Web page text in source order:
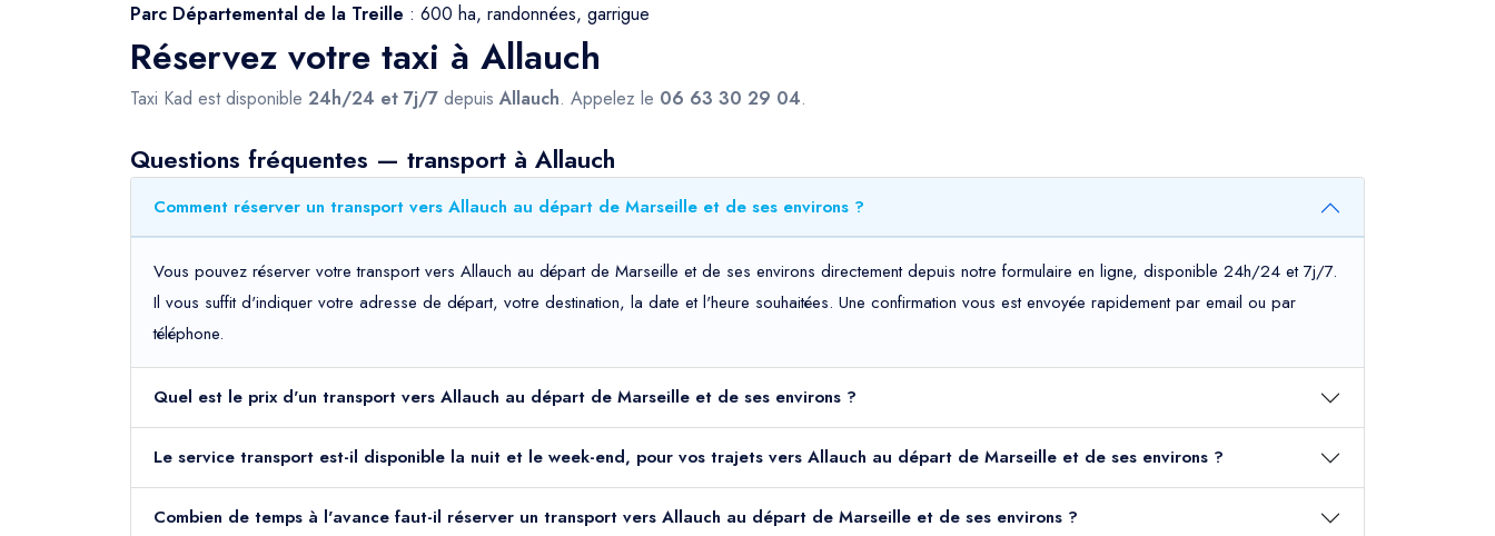
Parc Départemental de la Treille : 600 ha, randonnées, garrigue
Réservez votre taxi à Allauch
Taxi Kad est disponible 24h/24 et 7j/7 depuis Allauch. Appelez le 06 63 30 29 04.
Questions fréquentes — transport à Allauch
Comment réserver un transport vers Allauch au départ de Marseille et de ses environs ?
Vous pouvez réserver votre transport vers Allauch au départ de Marseille et de ses environs directement depuis notre formulaire en ligne, disponible 24h/24 et 7j/7.
Il vous suffit d'indiquer votre adresse de départ, votre destination, la date et l'heure souhaitées. Une confirmation vous est envoyée rapidement par email ou par
téléphone.
Quel est le prix d'un transport vers Allauch au départ de Marseille et de ses environs ?
Le service transport est-il disponible la nuit et le week-end, pour vos trajets vers Allauch au départ de Marseille et de ses environs ?
Combien de temps à l'avance faut-il réserver un transport vers Allauch au départ de Marseille et de ses environs ?